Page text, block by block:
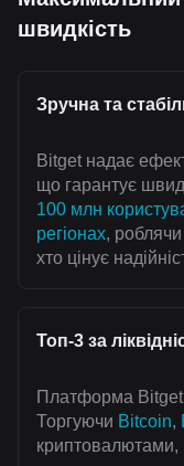
швидкість
Зручна та
Bitget надає
що гарантує
100 млн
регіонах,
хто цінує
Топ-3 за
Платформа Bitget
Торгуючи Bitcoin,
криптовалютами,